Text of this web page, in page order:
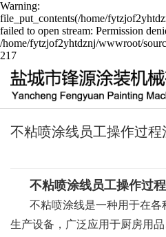
Warning:
file_put_contents(/home/
failed to open stream: Permission
/home/fytzjof2yhtdznj/wwwroot/
217
不粘喷涂线员工操作过程
不粘喷涂线员工操作过
不粘喷涂线是一种用于在
生产设备，广泛应用于厨房用